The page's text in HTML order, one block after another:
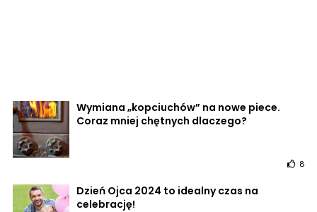
Wymiana „kopciuchów” na nowe piece.
Coraz mniej chętnych dlaczego?
8
Dzień Ojca 2024 to idealny czas na
celebrację!